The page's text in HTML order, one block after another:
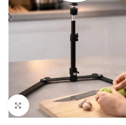
Click to enlarge